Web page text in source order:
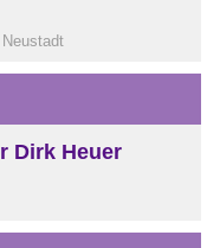
Dirk Heuer